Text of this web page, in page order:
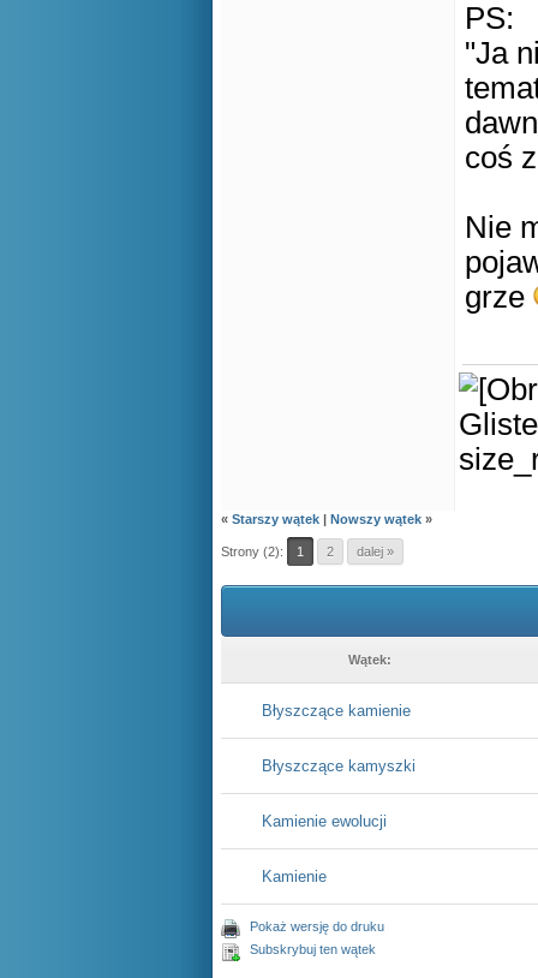
PS:
"Ja
coś
Nie
grze
« Starszy wątek | Nowszy wątek »
Strony (2): 1 2 dalej »
Wątek:
Błyszczące kamienie
Błyszczące kamyszki
Kamienie ewolucji
Kamienie
Pokaż wersję do druku
Subskrybuj ten wątek